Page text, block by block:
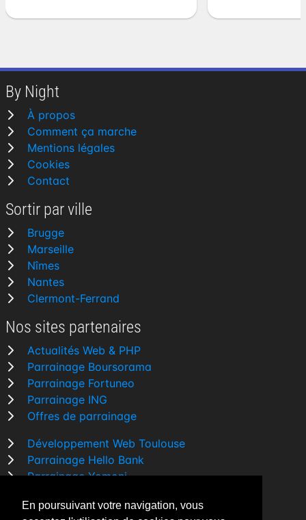
En poursuivant votre navigation, vous
By Night
À propos
Comment ça marche
Mentions légales
Cookies
Contact
Sortir par ville
Brugge
Marseille
Nîmes
Nantes
Clermont-Ferrand
Nos sites partenaires
Actualités Web & PHP
Parrainage Boursorama
Parrainage Fortuneo
Parrainage ING
Offres de parrainage
Développement Web Toulouse
Parrainage Hello Bank
Parrainage Yomoni
Comparatif banque